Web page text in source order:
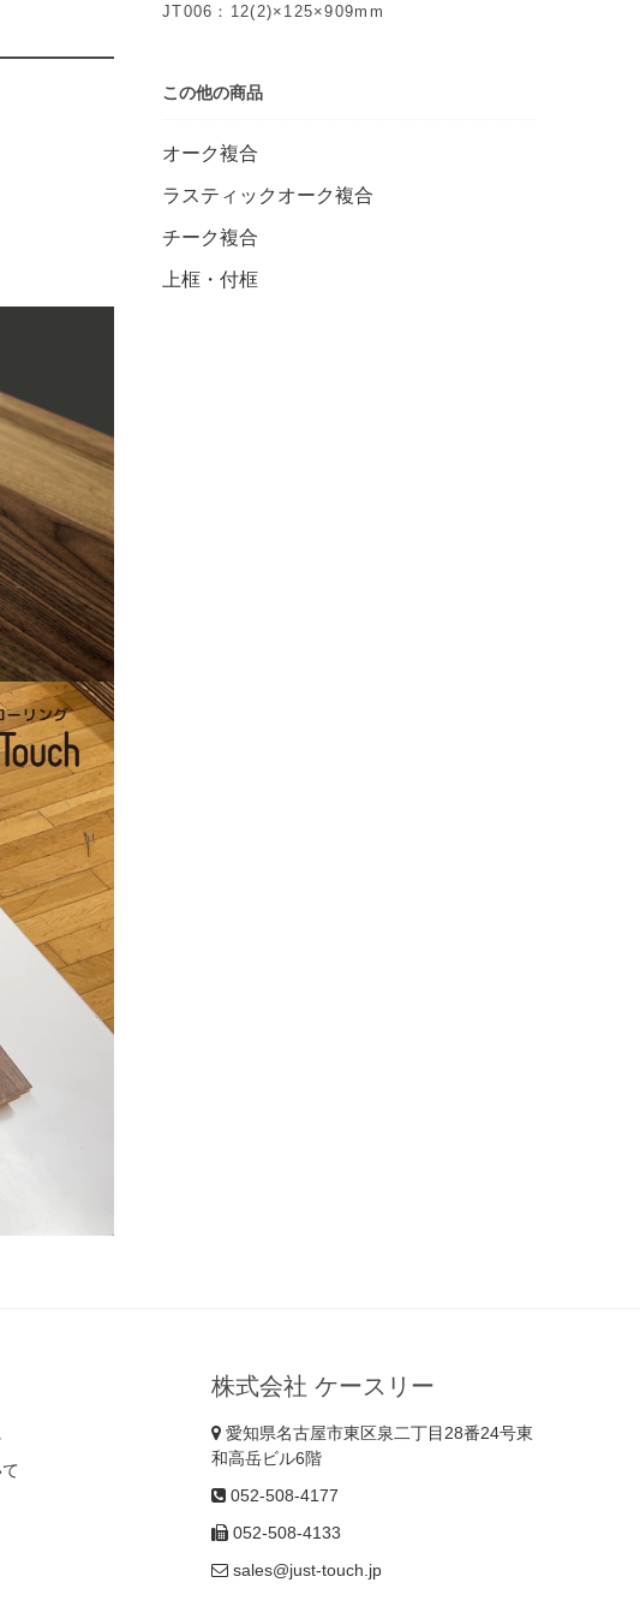
JT006：12(2)×125×909mm
この他の商品
オーク複合
ラスティックオーク複合
チーク複合
上框・付框
株式会社 ケースリー
愛知県名古屋市東区泉二丁目28番24号東
和高岳ビル6階
052-508-4177
052-508-4133
sales@just-touch.jp